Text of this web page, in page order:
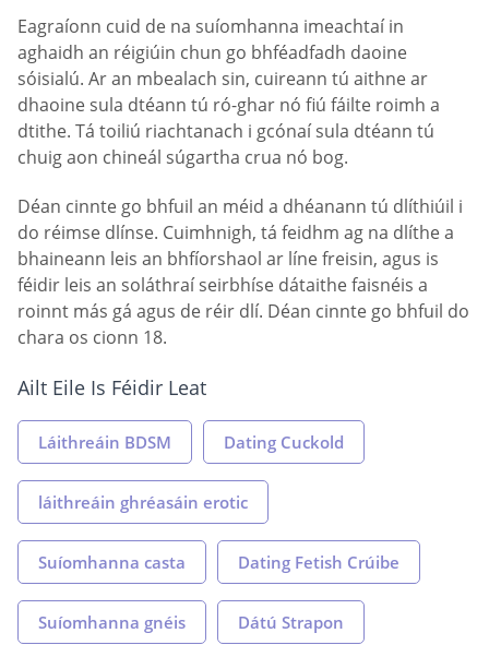
Eagraíonn cuid de na suíomhanna imeachtaí in
aghaidh an réigiúin chun go bhféadfadh daoine
sóisialú. Ar an mbealach sin, cuireann tú aithne ar
dhaoine sula dtéann tú ró-ghar nó fiú fáilte roimh a
dtithe. Tá toiliú riachtanach i gcónaí sula dtéann tú
chuig aon chineál súgartha crua nó bog.
Déan cinnte go bhfuil an méid a dhéanann tú dlíthiúil i
do réimse dlínse. Cuimhnigh, tá feidhm ag na dlíthe a
bhaineann leis an bhfíorshaol ar líne freisin, agus is
féidir leis an soláthraí seirbhíse dátaithe faisnéis a
roinnt más gá agus de réir dlí. Déan cinnte go bhfuil do
chara os cionn 18.
Ailt Eile Is Féidir Leat
Láithreáin BDSM Dating Cuckold
láithreáin ghréasáin erotic
Suíomhanna casta Dating Fetish Crúibe
Suíomhanna gnéis Dátú Strapon